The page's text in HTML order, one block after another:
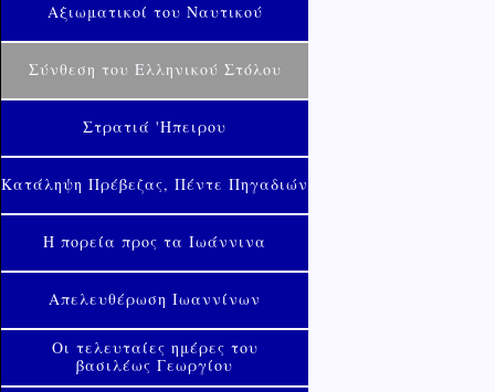
Αξιωματικοί του Ναυτικού
Σύνθεση του Ελληνικού Στόλου
Στρατιά 'Ηπειρου
Κατάληψη Πρέβεζας, Πέντε Πηγαδιών
Η πορεία προς τα Ιωάννινα
Απελευθέρωση Ιωαννίνων
Οι τελευταίες ημέρες του
βασιλέως Γεωργίου